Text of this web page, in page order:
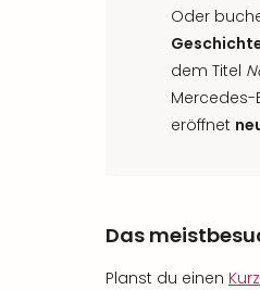
Oder
dem Titel
Mercedes-
eröffnet
Das
Planst du einen